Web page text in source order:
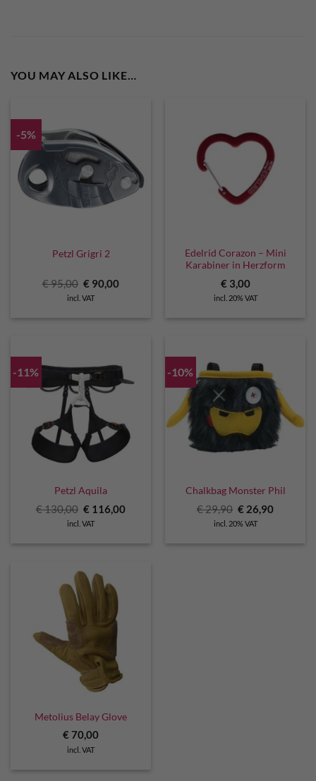
YOU MAY ALSO LIKE…
-5%
Petzl Grigri 2
€95,00 Original
price
was:
€ 90,00Current
incl. VAT
Edelrid Corazon – Mini
Karabiner in Herzform
€ 3,00
incl. 20% VAT
-11%
Petzl Aquila
€130,00 Original
price
was:
€ 116,00Current
incl. VAT
-10%
Chalkbag Monster Phil
€29,90 Original
price
was:
€ 26,90Current
incl. 20% VAT
Metolius Belay Glove
€70,00
incl. VAT